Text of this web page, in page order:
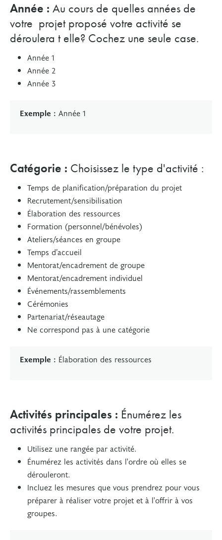
Année : Au cours de quelles années de
votre projet proposé votre activité se
déroulera t elle? Cochez une seule case.
Année 1
Année 2
Année 3
Exemple : Année 1
Catégorie : Choisissez le type d'activité :
Temps de planification/préparation du projet
Recrutement/sensibilisation
Élaboration des ressources
Formation (personnel/bénévoles)
Ateliers/séances en groupe
Temps d’accueil
Mentorat/encadrement de groupe
Mentorat/encadrement individuel
Événements/rassemblements
Cérémonies
Partenariat/réseautage
Ne correspond pas à une catégorie
Exemple : Élaboration des ressources
Activités principales : Énumérez les
activités principales de votre projet.
Utilisez une rangée par activité.
Énumérez les activités dans l'ordre où elles se
dérouleront.
Incluez les mesures que vous prendrez pour vous
préparer à réaliser votre projet et à l'offrir à vos
groupes.